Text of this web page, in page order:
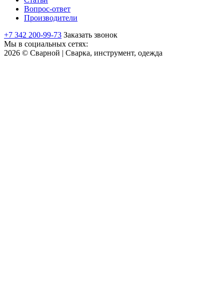
Вопрос-ответ
Производители
+7 342 200-99-73 Заказать звонок
Мы в социальных сетях:
2026 © Сварной | Сварка, инструмент, одежда